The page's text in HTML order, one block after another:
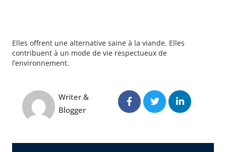
Elles offrent une alternative saine à la viande. Elles
contribuent à un mode de vie respectueux de
l’environnement.
Writer &
Blogger